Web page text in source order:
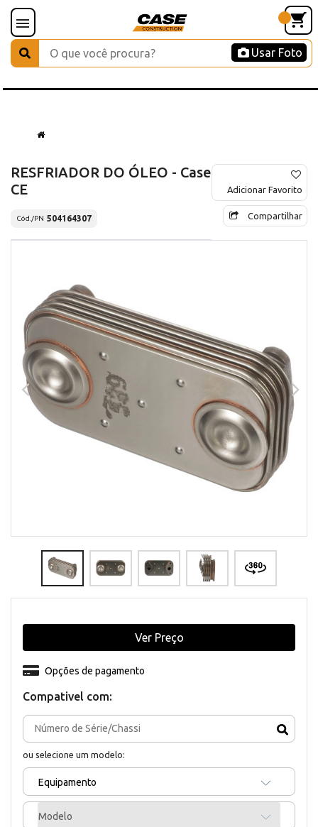
Usar Foto
RESFRIADOR DO ÓLEO - Case
CE
Cód./PN 504164307
Adicionar Favorito
Compartilhar
Compativel com:
ou selecione um modelo:
Equipamento
Modelo
Opções de pagamento
Ver Preço